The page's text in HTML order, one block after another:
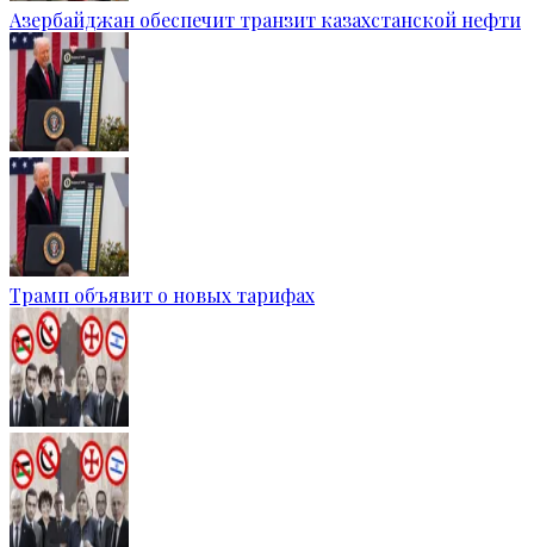
Азербайджан обеспечит транзит казахстанской нефти
Трамп объявит о новых тарифах